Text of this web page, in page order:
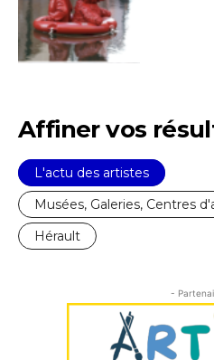
Affiner vos
L'actu des artistes
Musées, Galeries, Centres
Hérault
-